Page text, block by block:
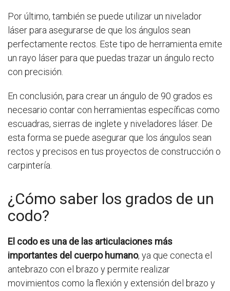
Por último, también se puede utilizar un nivelador
láser para asegurarse de que los ángulos sean
perfectamente rectos. Este tipo de herramienta emite
un rayo láser para que puedas trazar un ángulo recto
con precisión.
En conclusión, para crear un ángulo de 90 grados es
necesario contar con herramientas específicas como
escuadras, sierras de inglete y niveladores láser. De
esta forma se puede asegurar que los ángulos sean
rectos y precisos en tus proyectos de construcción o
carpintería.
¿Cómo saber los grados de un
codo?
El codo es una de las articulaciones más
importantes del cuerpo humano, ya que conecta el
antebrazo con el brazo y permite realizar
movimientos como la flexión y extensión del brazo y